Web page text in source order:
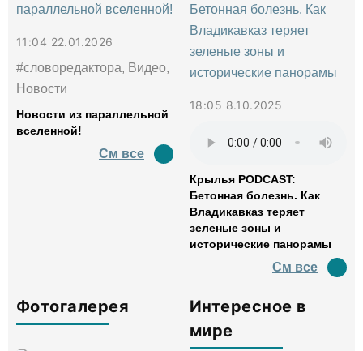
11:04 22.01.2026
#словоредактора, Видео,
Новости
Новости из параллельной
вселенной!
См все
18:05 8.10.2025
Крылья PODCAST:
Бетонная болезнь. Как
Владикавказ теряет
зеленые зоны и
исторические панорамы
См все
Фотогалерея
Интересное в
мире